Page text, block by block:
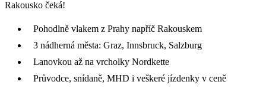
Rakousko čeká!
Pohodlně vlakem z Prahy napříč Rakouskem
3 nádherná města: Graz, Innsbruck, Salzburg
Lanovkou až na vrcholky Nordkette
Průvodce, snídaně, MHD i veškeré jízdenky v ceně